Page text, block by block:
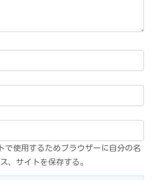
で使用するためブラウザーに自分の名
、サイトを保存する。